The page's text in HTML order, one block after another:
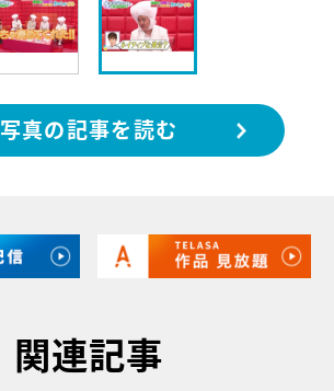
写真の記事を読む
関連記事